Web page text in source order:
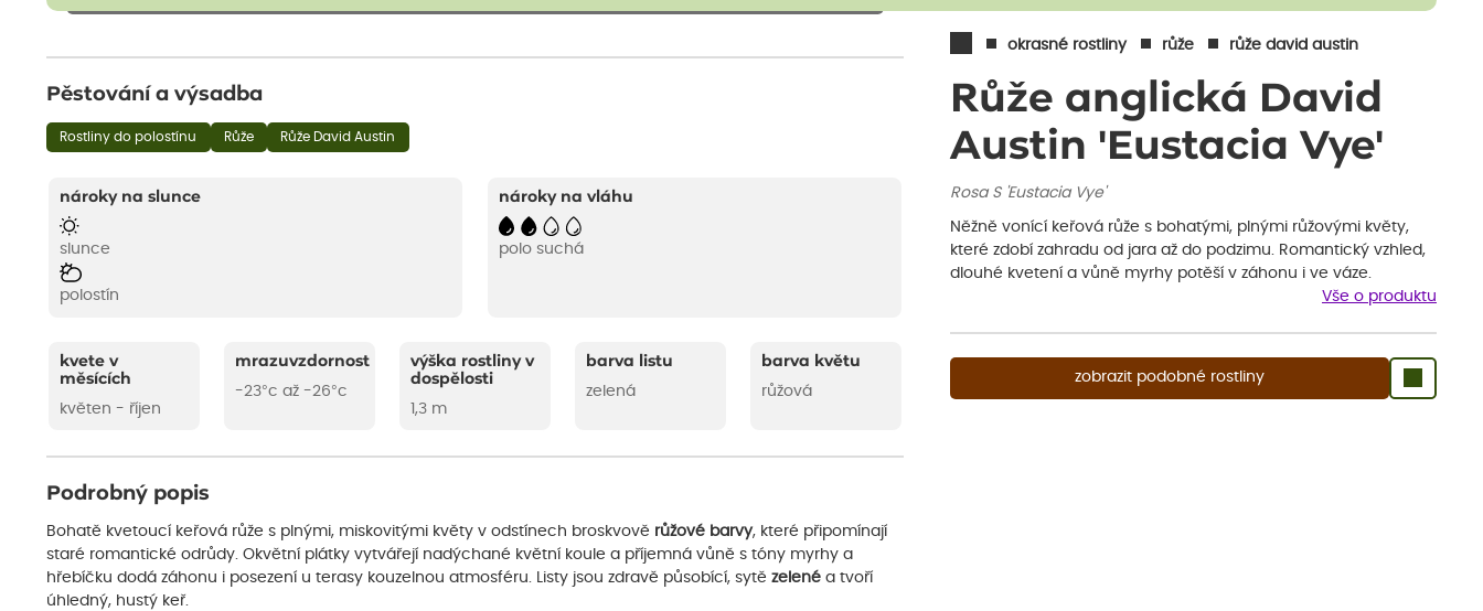
okrasné rostliny růže růže david austin
Růže anglická David
Austin 'Eustacia Vye'
Rosa S 'Eustacia Vye'
Něžně vonící keřová růže s bohatými, plnými růžovými květy,
které zdobí zahradu od jara až do podzimu. Romantický vzhled,
dlouhé kvetení a vůně myrhy potěší v záhonu i ve váze.
Vše o produktu
zobrazit podobné rostliny
Pěstování a výsadba
Rostliny do polostínu Růže Růže David Austin
nároky na slunce
slunce
polostín
nároky na vláhu
polo suchá
kvete v
měsících
květen - říjen
mrazuvzdornost
-23°c až -26°c
výška rostliny v
dospělosti
1,3 m
barva listu
zelená
barva květu
růžová
Podrobný popis
Bohatě kvetoucí keřová růže s plnými, miskovitými květy v odstínech broskvově růžové barvy, které připomínají
staré romantické odrůdy. Okvětní plátky vytvářejí nadýchané květní koule a příjemná vůně s tóny myrhy a
hřebíčku dodá záhonu i posezení u terasy kouzelnou atmosféru. Listy jsou zdravě působící, sytě zelené a tvoří
úhledný, hustý keř.